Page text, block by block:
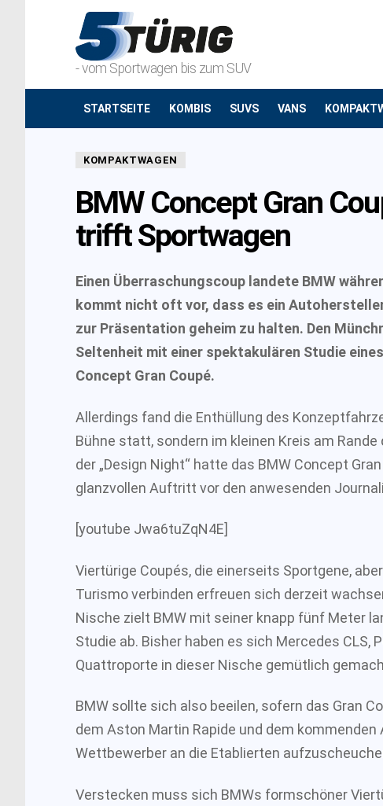
- vom Sportwagen bis zum SUV
STARTSEITE KOMBIS SUVS VANS
KOMPAKTWAGEN
BMW Concept Gran
trifft Sportwagen
Einen Überraschungscoup landete BMW
kommt nicht oft vor, dass es ein
zur Präsentation geheim zu halten. Den
Seltenheit mit einer spektakulären Studie
Concept Gran Coupé.
Allerdings fand die Enthüllung des
Bühne statt, sondern im kleinen Kreis am
der „Design Night“ hatte das BMW Concept
glanzvollen Auftritt vor den anwesenden
[youtube Jwa6tuZqN4E]
Viertürige Coupés, die einerseits Sportgene,
Turismo verbinden erfreuen sich derzeit
Nische zielt BMW mit seiner knapp fünf Meter
Studie ab. Bisher haben es sich Mercedes CLS,
Quattroporte in dieser Nische gemütlich
BMW sollte sich also beeilen, sofern das Gran
dem Aston Martin Rapide und dem
Wettbewerber an die Etablierten
Verstecken muss sich BMWs formschöner